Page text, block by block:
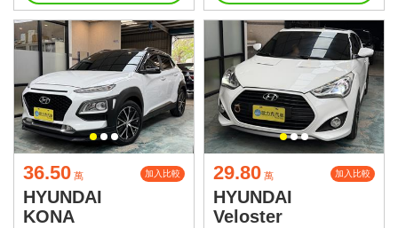
36.50 萬 加入比較
HYUNDAI
KONA
29.80 萬 加入比較
HYUNDAI
Veloster